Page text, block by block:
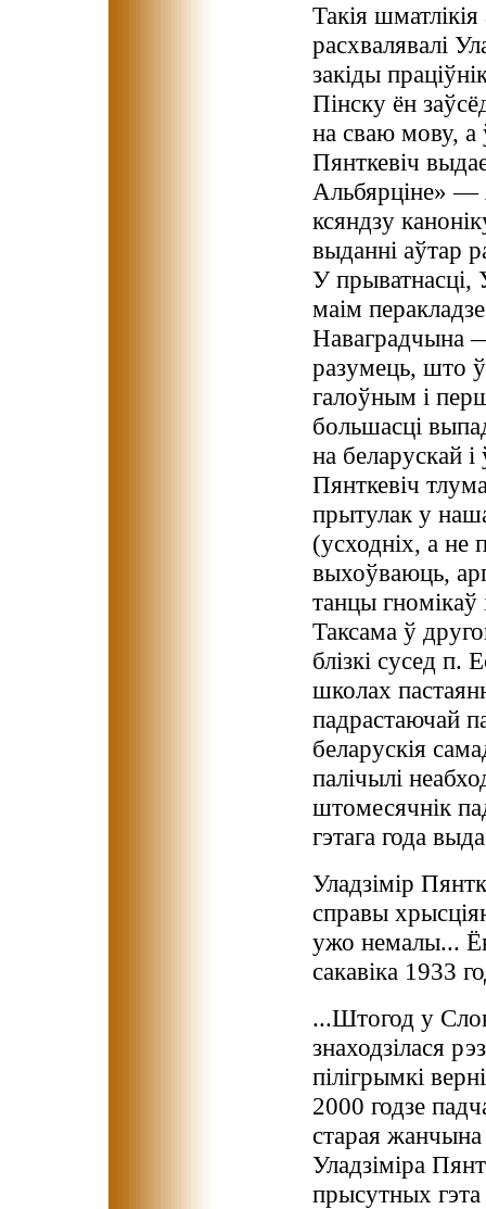
Такія
расхвалявалі
закіды
Пінску ён
на сваю мову, а
Пянткевіч
Альбярціне» —
ксяндзу
выданні аўтар
У прыватнасці,
маім
Наваградчына —
разумець, што
галоўным і
большасці
на беларускай
Пянткевіч
прытулак у
(усходніх, а не
выхоўваюць,
танцы гномікаў
Таксама ў
блізкі сусед п.
школах
падрастаючай
беларускія
палічылі
штомесячнік
гэтага года
Уладзімір
справы
ужо немалы...
сакавіка 1933
...Штогод у
знаходзілася
пілігрымкі
2000 годзе
старая
Уладзіміра
прысутных гэта